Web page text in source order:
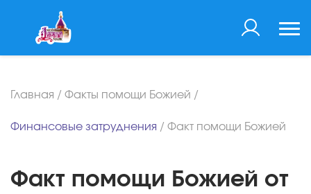
Главная / Факты помощи Божией /
Финансовые затруднения / Факт помощи Божией
Факт помощи Божией от